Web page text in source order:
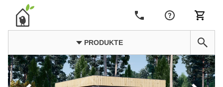
PRODUKTE